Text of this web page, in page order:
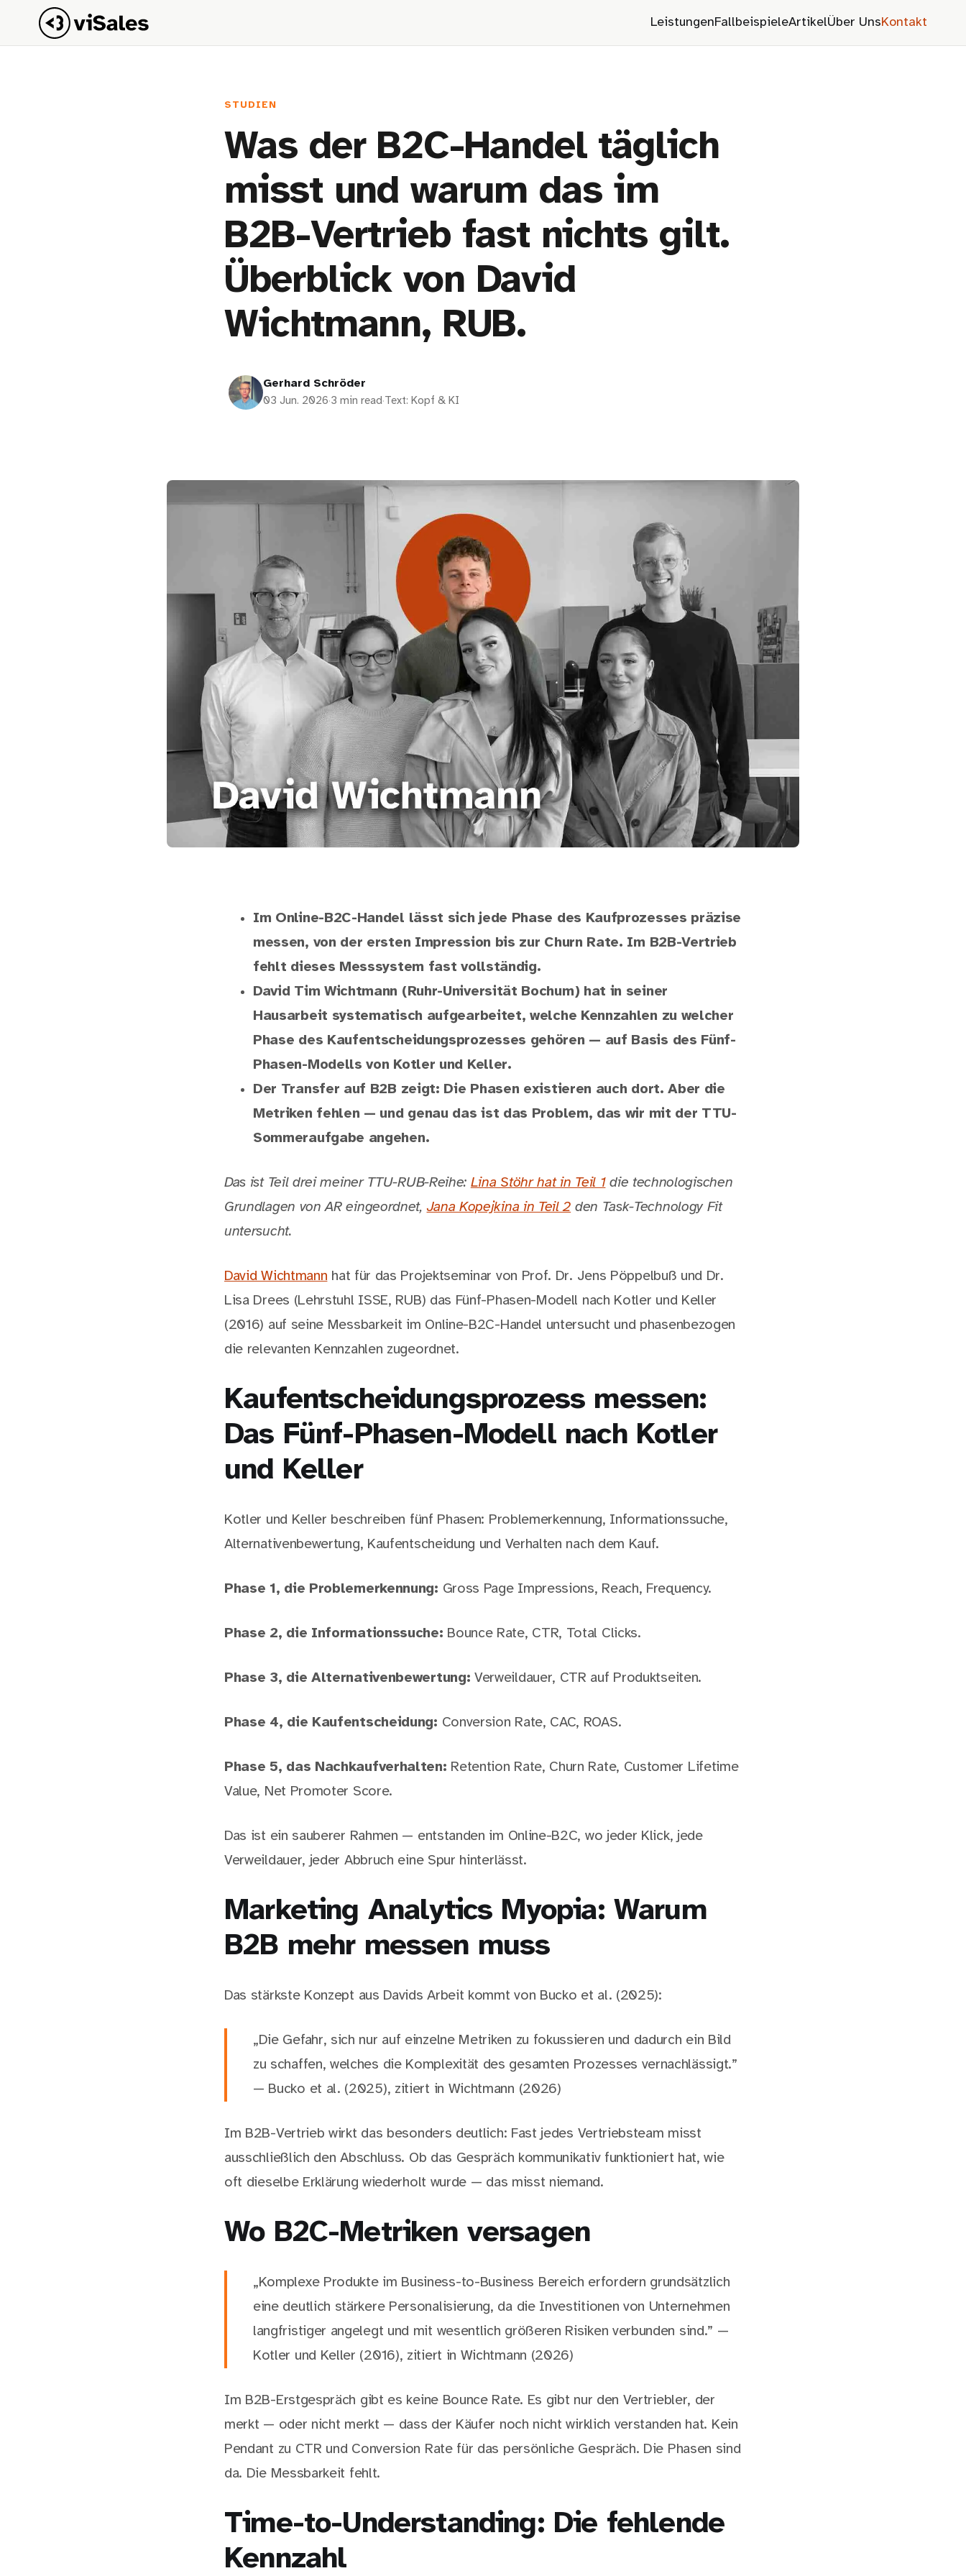
LeistungenFallbeispieleArtikelÜber UnsKontakt
STUDIEN
Was der B2C-Handel täglich
misst und warum das im
B2B-Vertrieb fast nichts gilt.
Überblick von David
Wichtmann, RUB.
Gerhard Schröder
03 Jun. 2026·3 min read·Text: Kopf & KI
Im Online-B2C-Handel lässt sich jede Phase des Kaufprozesses präzise
messen, von der ersten Impression bis zur Churn Rate. Im B2B-Vertrieb
fehlt dieses Messsystem fast vollständig.
David Tim Wichtmann (Ruhr-Universität Bochum) hat in seiner
Hausarbeit systematisch aufgearbeitet, welche Kennzahlen zu welcher
Phase des Kaufentscheidungsprozesses gehören — auf Basis des Fünf-
Phasen-Modells von Kotler und Keller.
Der Transfer auf B2B zeigt: Die Phasen existieren auch dort. Aber die
Metriken fehlen — und genau das ist das Problem, das wir mit der TTU-
Sommeraufgabe angehen.
Das ist Teil drei meiner TTU-RUB-Reihe: Lina Stöhr hat in Teil 1die technologischen
Grundlagen von AR eingeordnet,Jana Kopejkina in Teil 2 den Task-Technology Fit
untersucht.
David Wichtmann hat für das Projektseminar von Prof. Dr. Jens Pöppelbuß und Dr.
Lisa Drees (Lehrstuhl ISSE, RUB) das Fünf-Phasen-Modell nach Kotler und Keller
(2016) auf seine Messbarkeit im Online-B2C-Handel untersucht und phasenbezogen
die relevanten Kennzahlen zugeordnet.
Kaufentscheidungsprozess messen:
Das Fünf-Phasen-Modell nach Kotler
und Keller
Kotler und Keller beschreiben fünf Phasen: Problemerkennung, Informationssuche,
Alternativenbewertung, Kaufentscheidung und Verhalten nach dem Kauf.
Phase 1, die Problemerkennung: Gross Page Impressions, Reach, Frequency.
Phase 2, die Informationssuche: Bounce Rate, CTR, Total Clicks.
Phase 3, die Alternativenbewertung: Verweildauer, CTR auf Produktseiten.
Phase 4, die Kaufentscheidung: Conversion Rate, CAC, ROAS.
Phase 5, das Nachkaufverhalten: Retention Rate, Churn Rate, Customer Lifetime
Value, Net Promoter Score.
Das ist ein sauberer Rahmen — entstanden im Online-B2C, wo jeder Klick, jede
Verweildauer, jeder Abbruch eine Spur hinterlässt.
Marketing Analytics Myopia: Warum
B2B mehr messen muss
Das stärkste Konzept aus Davids Arbeit kommt von Bucko et al. (2025):
„Die Gefahr, sich nur auf einzelne Metriken zu fokussieren und dadurch ein Bild
zu schaffen, welches die Komplexität des gesamten Prozesses vernachlässigt.”
— Bucko et al. (2025), zitiert in Wichtmann (2026)
Im B2B-Vertrieb wirkt das besonders deutlich: Fast jedes Vertriebsteam misst
ausschließlich den Abschluss. Ob das Gespräch kommunikativ funktioniert hat, wie
oft dieselbe Erklärung wiederholt wurde — das misst niemand.
Wo B2C-Metriken versagen
„Komplexe Produkte im Business-to-Business Bereich erfordern grundsätzlich
eine deutlich stärkere Personalisierung, da die Investitionen von Unternehmen
langfristiger angelegt und mit wesentlich größeren Risiken verbunden sind.” —
Kotler und Keller (2016), zitiert in Wichtmann (2026)
Im B2B-Erstgespräch gibt es keine Bounce Rate. Es gibt nur den Vertriebler, der
merkt — oder nicht merkt — dass der Käufer noch nicht wirklich verstanden hat. Kein
Pendant zu CTR und Conversion Rate für das persönliche Gespräch. Die Phasen sind
da. Die Messbarkeit fehlt.
Time-to-Understanding: Die fehlende
Kennzahl